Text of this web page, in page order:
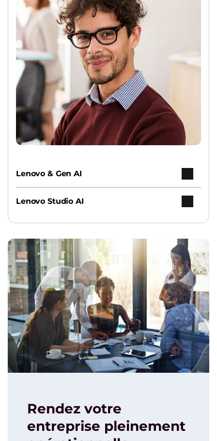
Lenovo & Gen AI
Lenovo Studio AI
Rendez votre
entreprise pleinement